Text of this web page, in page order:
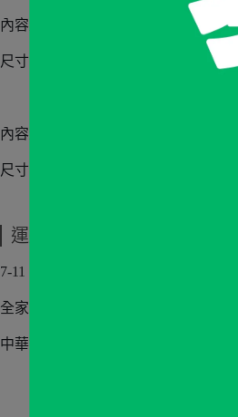
內容量：螺旋香 4片 ／ 附專用墊子
尺寸：H6.5 x W6.5 x D2.7 (cm)
內容量：螺旋香 8片 ／ 附專用墊子
尺寸：H6.5 x W6.5 x D2.7 (cm)
運送方式
7-11
全家
中華郵政宅配